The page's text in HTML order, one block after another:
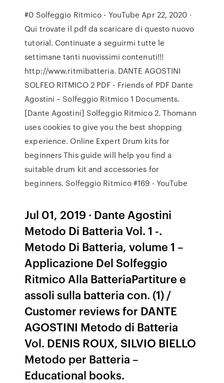
#0 Solfeggio Ritmico - YouTube Apr 22, 2020 ·
Qui trovate il pdf da scaricare di questo nuovo
tutorial. Continuate a seguirmi tutte le
settimane tanti nuovissimi contenuti!!!
http://www.ritmibatteria. DANTE AGOSTINI
SOLFEO RITMICO 2 PDF - Friends of PDF Dante
Agostini – Solfeggio Ritmico 1 Documents.
[Dante Agostini] Solfeggio Ritmico 2. Thomann
uses cookies to give you the best shopping
experience. Online Expert Drum kits for
beginners This guide will help you find a
suitable drum kit and accessories for
beginners. Solfeggio Ritmico #169 - YouTube
Jul 01, 2019 · Dante Agostini
Metodo Di Batteria Vol. 1 -.
Metodo Di Batteria, volume 1 –
Applicazione Del Solfeggio
Ritmico Alla BatteriaPartiture e
assoli sulla batteria con. (1) /
Customer reviews for DANTE
AGOSTINI Metodo di Batteria
Vol. DENIS ROUX, SILVIO BIELLO
Metodo per Batteria –
Educational books.